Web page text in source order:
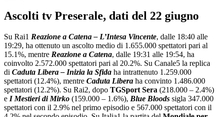
Ascolti tv Preserale, dati del 22 giugno
Su Rai1 Reazione a Catena – L’Intesa Vincente, dalle 18:40 alle
19:29, ha ottenuto un ascolto medio di 1.655.000 spettatori pari al
15.1%, mentre Reazione a Catena, dalle 19:31 alle 19:54, ha
coinvolto 2.572.000 spettatori pari al 20.2%. Su Canale5 la replica
di Caduta Libera – Inizia la Sfida ha intrattenuto 1.259.000
spettatori (12.4%), mentre Caduta Libera ha convinto 1.486.000
spettatori (12.2%). Su Rai2, dopo TGSport Sera (218.000 – 2.4%)
e I Mestieri di Mirko (159.000 – 1.6%), Blue Bloods sigla 347.000
spettatori con il 2.9% nel primo episodio e 567.000 spettatori con il